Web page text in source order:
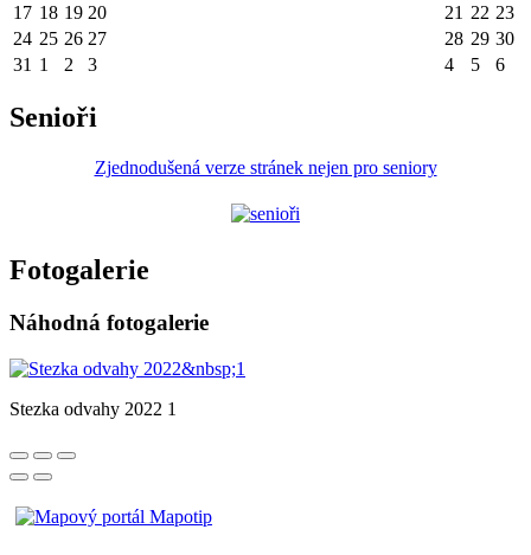
17 18 19 20 21 22 23
24 25 26 27 28 29 30
31 1 2 3 4 5 6
Senioři
Zjednodušená verze stránek nejen pro seniory
Fotogalerie
Náhodná fotogalerie
Stezka odvahy 2022 1